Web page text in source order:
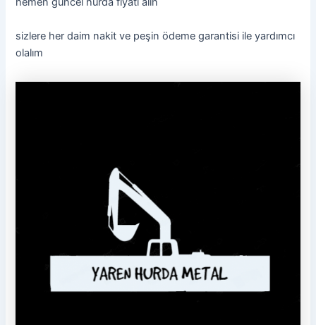
sizlere her daim nakit ve peşin ödeme garantisi ile yardımcı
olalım